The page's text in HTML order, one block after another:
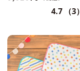
4.7 （3）